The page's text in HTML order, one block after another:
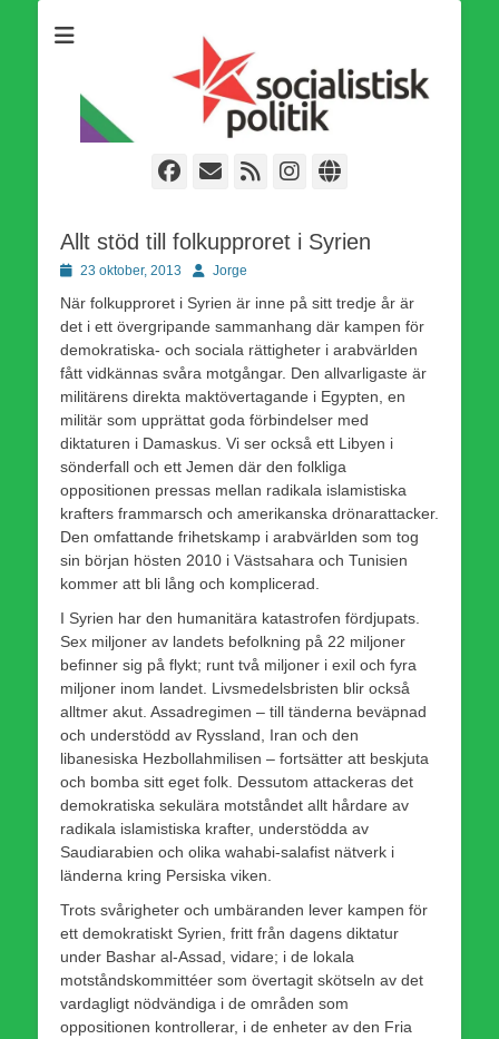
världsomfattande socialistiska Fjärde Internationalen och en viktig
tillgång i kampen för en socialistisk framtid!
Facebook
E-
Webbflöde
Instagram
Webbplats
Allt stöd till folkupproret i Syrien
Publicerad
23 oktober, 2013 Författare
Jorge
När folkupproret i Syrien är inne på sitt tredje år är
det i ett övergripande sammanhang där kampen för
demokratiska- och sociala rättigheter i arabvärlden
fått vidkännas svåra motgångar. Den allvarligaste är
militärens direkta maktövertagande i Egypten, en
militär som upprättat goda förbindelser med
diktaturen i Damaskus. Vi ser också ett Libyen i
sönderfall och ett Jemen där den folkliga
oppositionen pressas mellan radikala islamistiska
krafters frammarsch och amerikanska drönarattacker.
Den omfattande frihetskamp i arabvärlden som tog
sin början hösten 2010 i Västsahara och Tunisien
kommer att bli lång och komplicerad.
I Syrien har den humanitära katastrofen fördjupats.
Sex miljoner av landets befolkning på 22 miljoner
befinner sig på flykt; runt två miljoner i exil och fyra
miljoner inom landet. Livsmedelsbristen blir också
alltmer akut. Assadregimen – till tänderna beväpnad
och understödd av Ryssland, Iran och den
libanesiska Hezbollahmilisen – fortsätter att beskjuta
och bomba sitt eget folk. Dessutom attackeras det
demokratiska sekulära motståndet allt hårdare av
radikala islamistiska krafter, understödda av
Saudiarabien och olika wahabi-salafist nätverk i
länderna kring Persiska viken.
Trots svårigheter och umbäranden lever kampen för
ett demokratiskt Syrien, fritt från dagens diktatur
under Bashar al-Assad, vidare; i de lokala
motståndskommittéer som övertagit skötseln av det
vardagligt nödvändiga i de områden som
oppositionen kontrollerar, i de enheter av den Fria